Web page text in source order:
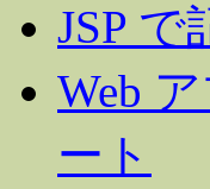
JSP で
Web
ート